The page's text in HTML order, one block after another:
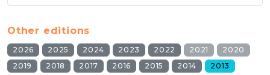
Other editions
2026 2025 2024 2023 2022 2021
2020
2019
2018 2017 2016 2015 2014
2013